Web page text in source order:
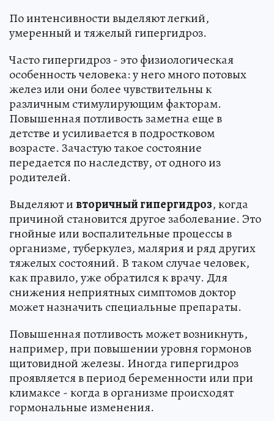
По интенсивности выделяют легкий,
умеренный и тяжелый гипергидроз.
Часто гипергидроз - это физиологическая
особенность человека: у него много потовых
желез или они более чувствительны к
различным стимулирующим факторам.
Повышенная потливость заметна еще в
детстве и усиливается в подростковом
возрасте. Зачастую такое состояние
передается по наследству, от одного из
родителей.
Выделяют ивторичный гипергидроз, когда
причиной становится другое заболевание. Это
гнойные или воспалительные процессы в
организме, туберкулез, малярия и ряд других
тяжелых состояний. В таком случае человек,
как правило, уже обратился к врачу. Для
снижения неприятных симптомов доктор
может назначить специальные препараты.
Повышенная потливость может возникнуть,
например, при повышении уровня гормонов
щитовидной железы. Иногда гипергидроз
проявляется в период беременности или при
климаксе - когда в организме происходят
гормональные изменения.